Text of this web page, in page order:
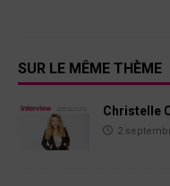
SUR LE MÊME THÈME
Christelle
2